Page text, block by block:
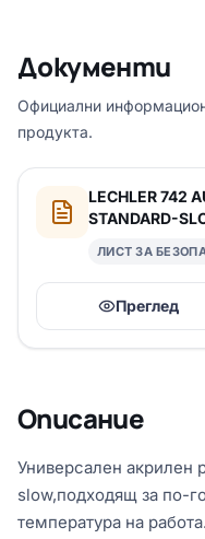
Документи
Официални
продукта.
LECHLER 742
STANDARD-
ЛИСТ ЗА
Преглед
Описание
Универсален акрилен
slow,подходящ за по-
температура на работа.